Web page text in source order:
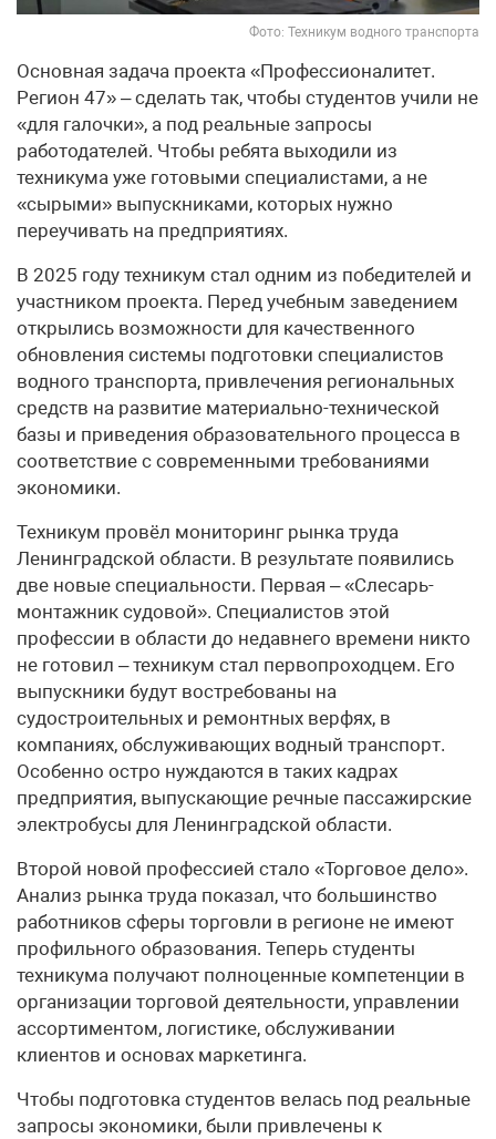
Фото: Техникум водного транспорта
Основная задача проекта «Профессионалитет.
Регион 47» – сделать так, чтобы студентов учили не
«для галочки», а под реальные запросы
работодателей. Чтобы ребята выходили из
техникума уже готовыми специалистами, а не
«сырыми» выпускниками, которых нужно
переучивать на предприятиях.
В 2025 году техникум стал одним из победителей и
участником проекта. Перед учебным заведением
открылись возможности для качественного
обновления системы подготовки специалистов
водного транспорта, привлечения региональных
средств на развитие материально-технической
базы и приведения образовательного процесса в
соответствие с современными требованиями
экономики.
Техникум провёл мониторинг рынка труда
Ленинградской области. В результате появились
две новые специальности. Первая – «Слесарь-
монтажник судовой». Специалистов этой
профессии в области до недавнего времени никто
не готовил – техникум стал первопроходцем. Его
выпускники будут востребованы на
судостроительных и ремонтных верфях, в
компаниях, обслуживающих водный транспорт.
Особенно остро нуждаются в таких кадрах
предприятия, выпускающие речные пассажирские
электробусы для Ленинградской области.
Второй новой профессией стало «Торговое дело».
Анализ рынка труда показал, что большинство
работников сферы торговли в регионе не имеют
профильного образования. Теперь студенты
техникума получают полноценные компетенции в
организации торговой деятельности, управлении
ассортиментом, логистике, обслуживании
клиентов и основах маркетинга.
Чтобы подготовка студентов велась под реальные
запросы экономики, были привлечены к